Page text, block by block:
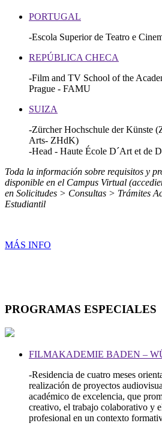
PORTUGAL
-Escola Superior de Teatro e
REPÚBLICA CHECA
-Film and TV School of the
Prague - FAMU
SUIZA
-Zürcher Hochschule der Künste
Arts- ZHdK)
-Head - Haute École D´Art et de
Toda la información sobre requisitos y
disponible en el Campus Virtual
en Solicitudes > Consultas > Trámites
Estudiantil
MÁS INFO
PROGRAMAS ESPECIALES
FILMAKADEMIE BADEN –
-Residencia de cuatro meses
realización de proyectos
académico de excelencia, que
creativo, el trabajo colaborativo y
profesional en un contexto